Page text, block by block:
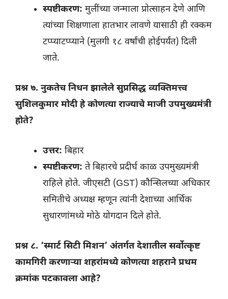
स्पष्टीकरण: मुलींच्या जन्माला प्रोत्साहन देणे आणि
त्यांच्या शिक्षणाला हातभार लावणे यासाठी ही रक्कम
टप्प्याटप्प्याने (मुलगी १८ वर्षांची होईपर्यंत) दिली
जाते.
प्रश्न ७. नुकतेच निधन झालेले सुप्रसिद्ध व्यक्तिमत्त्व
सुशिलकुमार मोदी हे कोणत्या राज्याचे माजी उपमुख्यमंत्री
होते?
उत्तर: बिहार
स्पष्टीकरण: ते बिहारचे प्रदीर्घ काळ उपमुख्यमंत्री
राहिले होते. जीएसटी (GST) कौन्सिलच्या अधिकार
समितीचे अध्यक्ष म्हणून त्यांनी देशाच्या आर्थिक
सुधारणांमध्ये मोठे योगदान दिले होते.
प्रश्न ८. ‘स्मार्ट सिटी मिशन’ अंतर्गत देशातील सर्वोत्कृष्ट
कामगिरी करणाऱ्या शहरांमध्ये कोणत्या शहराने प्रथम
क्रमांक पटकावला आहे?